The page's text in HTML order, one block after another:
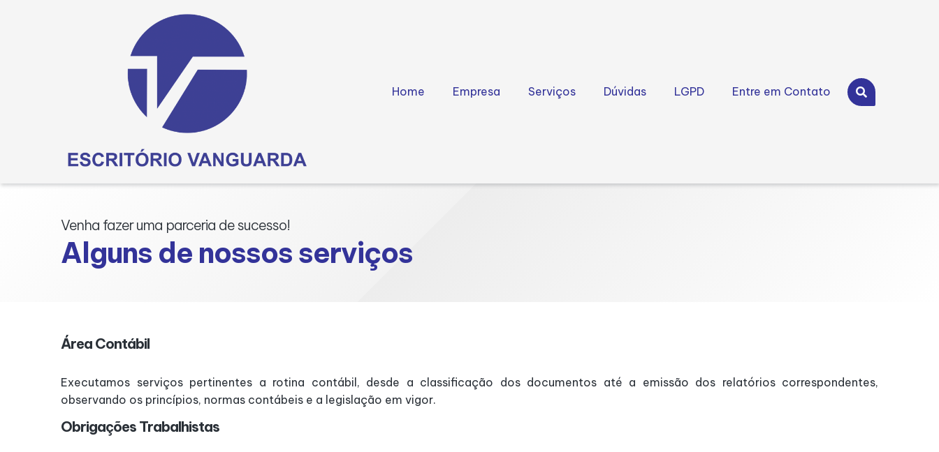
Home Empresa Serviços Dúvidas LGPD Entre em Contato
Venha fazer uma parceria de sucesso!
Alguns de nossos serviços
Área Contábil
Executamos serviços pertinentes a rotina contábil, desde a classificação dos documentos até a emissão dos relatórios correspondentes,
observando os princípios, normas contábeis e a legislação em vigor.
Obrigações Trabalhistas